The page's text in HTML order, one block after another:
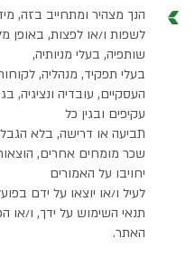
הנך מצהיר ומתחייב בזה,
לשפות ו/או לפצות,
שותפיה, בעלי מניותיה,
בעלי תפקיד, מנהליה,
העסקיים, עובדיה ונציגיה,
עקיפים ובגין כל
תביעה או דרישה, בלא
שכר מומחים אחרים,
יחויבו על האמורים
לעיל ו/או יוצאו על ידם
תנאי השימוש על ידך, ו/או
האתר.